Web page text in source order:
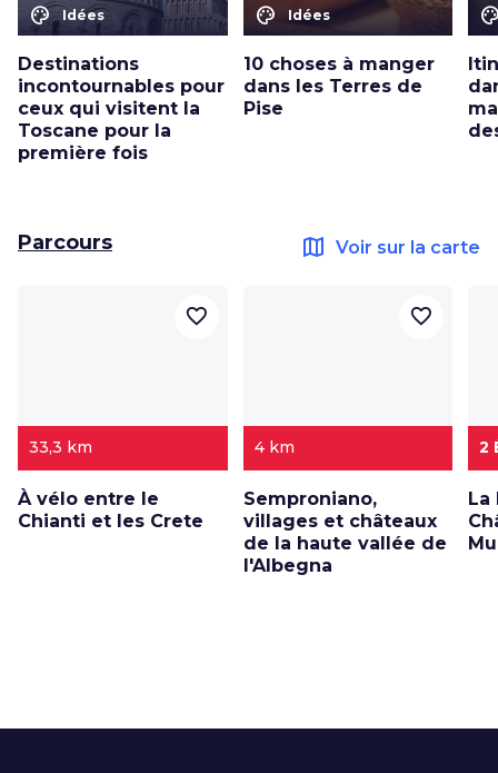
color_lens Idées
Destinations
incontournables pour
ceux qui visitent la
Toscane pour la
première fois
color_lens Idées
10 choses à manger
dans les Terres de
Pise
Parcours map Voir sur la carte
33,3 km
À vélo entre le
Chianti et les Crete
favorite_border
4 km
Semproniano,
villages et châteaux
de la haute vallée de
l'Albegna
favorite_border
2
La